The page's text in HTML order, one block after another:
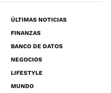
ÚLTIMAS NOTICIAS
FINANZAS
BANCO DE DATOS
NEGOCIOS
LIFESTYLE
MUNDO